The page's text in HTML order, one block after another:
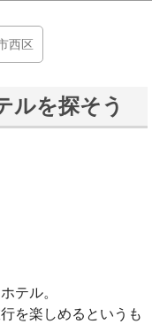
西区
ルを探そう
テル。
を楽しめるというも